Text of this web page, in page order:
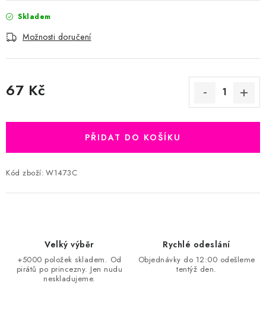
Skladem
Možnosti doručení
67 Kč
PŘIDAT DO KOŠÍKU
Kód zboží: W1473C
Velký výběr
+5000 položek skladem. Od
pirátů po princezny. Jen nudu
neskladujeme.
Rychlé odeslání
Objednávky do 12:00 odešleme
tentýž den.